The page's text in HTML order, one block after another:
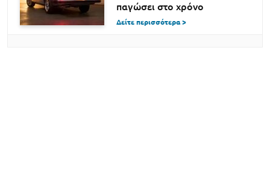
παγώσει στο χρόνο
Δείτε περισσότερα >